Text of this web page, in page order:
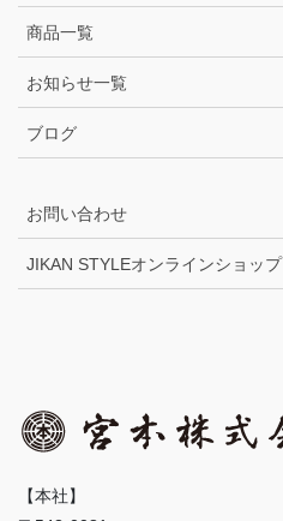
商品一覧
お知らせ一覧
ブログ
お問い合わせ
JIKAN STYLEオンラインショップ
【本社】